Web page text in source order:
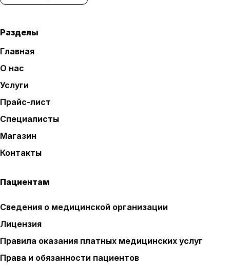
Разделы
Главная
О нас
Услуги
Прайс-лист
Специалисты
Магазин
Контакты
Пациентам
Сведения о медицинской организации
Лицензия
Правила оказания платных медицинских услуг
Права и обязанности пациентов